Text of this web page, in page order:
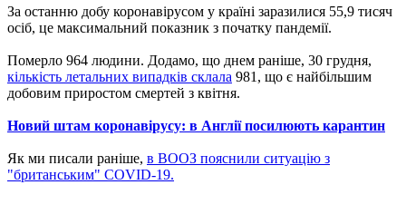
За останню добу коронавірусом у країні заразилися 55,9 тисяч
осіб, це максимальний показник з початку пандемії.
Померло 964 людини. Додамо, що днем ​​раніше, 30 грудня,
кількість летальних випадків склала 981, що є найбільшим
добовим приростом смертей з квітня.
Новий штам коронавірусу: в Англії посилюють карантин
Як ми писали раніше, в ВООЗ пояснили ситуацію з
"британським" COVID-19.